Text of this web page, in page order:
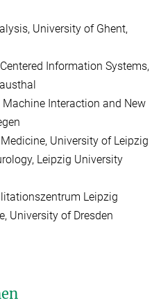
University of Ghent,
Information Systems,
Interaction and New
University of Leipzig
Leipzig University
Leipzig
University of Dresden